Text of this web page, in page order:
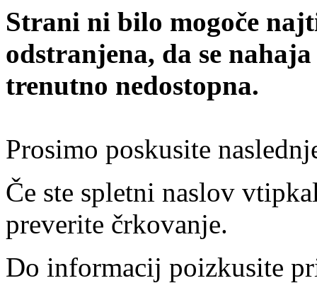
Strani ni bilo mogoče
odstranjena, da se
trenutno nedostopna.
Prosimo poskusite
Če ste spletni naslov
preverite črkovanje.
Do informacij poizkusite